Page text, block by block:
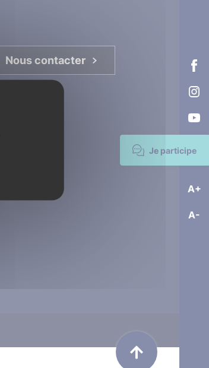
Je participe
A+
A-
Nous contacter